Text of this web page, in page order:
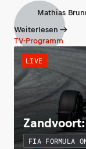
Mathias
Weiterlesen
TV-Programm
LIVE
FIA FORMULA